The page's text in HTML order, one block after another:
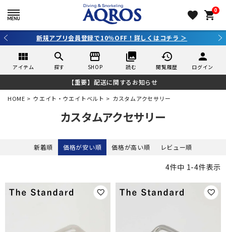
favorite 0
shopping_cart
新規アプリ会員登録で10％OFF！詳しくはコチラ ＞
view_module
アイテム
search
探す
storefront
SHOP
collections
読む
history
閲覧履歴
person
ログイン
【重要】配送に関するお知らせ
HOME ウエイト・ウエイトベルト カスタムアクセサリー
カスタムアクセサリー
新着順 価格が安い順 価格が高い順 レビュー順
4件中 1-4件表示